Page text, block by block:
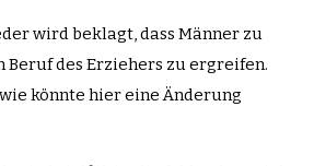
wird beklagt, dass Männer zu
Beruf des Erziehers zu ergreifen.
könnte hier eine Änderung